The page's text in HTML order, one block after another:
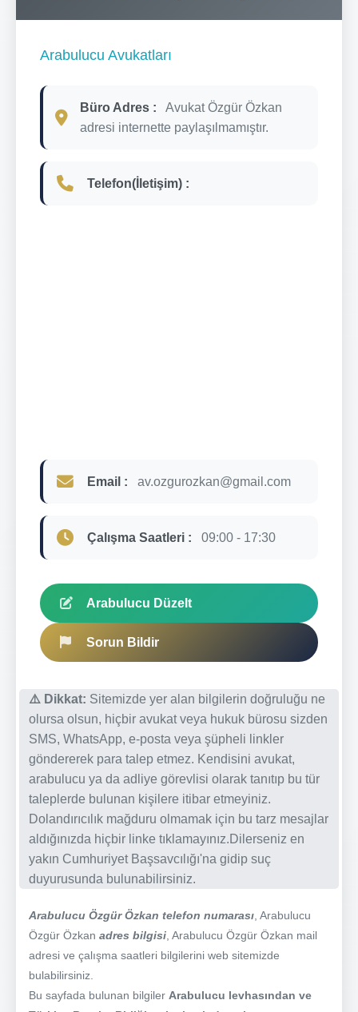
Arabulucu Avukatları
Büro Adres :
Avukat Özgür Özkan
adresi internette paylaşılmamıştır.
Telefon(İletişim) :
Email : av.ozgurozkan@gmail.com
Çalışma Saatleri : 09:00 - 17:30
Arabulucu Düzelt
Sorun Bildir
⚠️ Dikkat: Sitemizde yer alan bilgilerin doğruluğu ne
olursa olsun, hiçbir avukat veya hukuk bürosu sizden
SMS, WhatsApp, e-posta veya şüpheli linkler
göndererek para talep etmez. Kendisini avukat,
arabulucu ya da adliye görevlisi olarak tanıtıp bu tür
taleplerde bulunan kişilere itibar etmeyiniz.
Dolandırıcılık mağduru olmamak için bu tarz mesajlar
aldığınızda hiçbir linke tıklamayınız.Dilerseniz en
yakın Cumhuriyet Başsavcılığı'na gidip suç
duyurusunda bulunabilirsiniz.
Arabulucu Özgür Özkan telefon numarası , Arabulucu
Özgür Özkan adres bilgisi , Arabulucu Özgür Özkan mail
adresi ve çalışma saatleri bilgilerini web sitemizde
bulabilirsiniz.
Bu sayfada bulunan bilgiler Arabulucu levhasından ve